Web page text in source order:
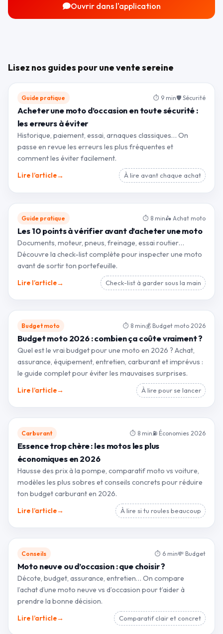
Ouvrir dans l'application
Lisez nos guides pour une vente sereine
Guide pratique ⏱ 9 min🛡 Sécurité
Acheter une moto d’occasion en toute sécurité :
les erreurs à éviter
Historique, paiement, essai, arnaques classiques… On
passe en revue les erreurs les plus fréquentes et
comment les éviter facilement.
Lire l’article→ À lire avant chaque achat
Guide pratique ⏱ 8 min🛵 Achat moto
Les 10 points à vérifier avant d’acheter une moto
Documents, moteur, pneus, freinage, essai routier…
Découvre la check-list complète pour inspecter une moto
avant de sortir ton portefeuille.
Lire l’article→ Check-list à garder sous la main
Budget moto ⏱ 8 min💰 Budget moto 2026
Budget moto 2026 : combien ça coûte vraiment ?
Quel est le vrai budget pour une moto en 2026 ? Achat,
assurance, équipement, entretien, carburant et imprévus :
le guide complet pour éviter les mauvaises surprises.
Lire l’article→ À lire pour se lancer
Carburant ⏱ 8 min ⛽ Économies 2026
Essence trop chère : les motos les plus
économiques en 2026
Hausse des prix à la pompe, comparatif moto vs voiture,
modèles les plus sobres et conseils concrets pour réduire
ton budget carburant en 2026.
Lire l’article→ À lire si tu roules beaucoup
Conseils ⏱ 6 min💸 Budget
Moto neuve ou d’occasion : que choisir ?
Décote, budget, assurance, entretien… On compare
l’achat d’une moto neuve vs d’occasion pour t’aider à
prendre la bonne décision.
Lire l’article→ Comparatif clair et concret